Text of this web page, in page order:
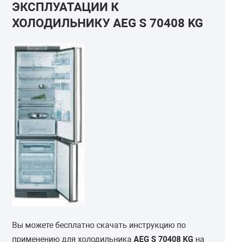
ЭКСПЛУАТАЦИИ К
ХОЛОДИЛЬНИКУ AEG S 70408 KG
Вы можете бесплатно скачать инструкцию по
применению для холодильника AEG S 70408 KG на